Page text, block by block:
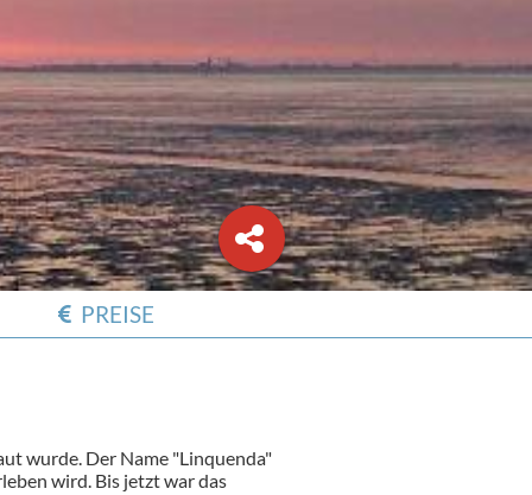
PREISE
wurde. Der Name "Linquenda"
wird. Bis jetzt war das